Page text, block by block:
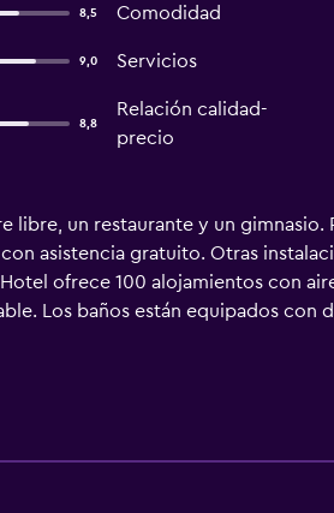
8,5 Comodidad
9,0 Servicios
8,8
Relación calidad-
precio
libre, un restaurante y un
asistencia gratuito. Otras
ofrece 100 alojamientos con
Los baños están equipados con
gratis. Se ofrece servicio de
y gimnasio.